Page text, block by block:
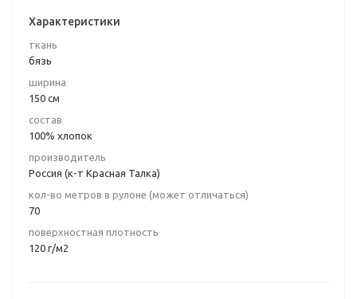
Характеристики
ткань
бязь
ширина
150 см
состав
100% хлопок
производитель
Россия (к-т Красная Талка)
кол-во метров в рулоне (может отличаться)
70
поверхностная плотность
120 г/м2